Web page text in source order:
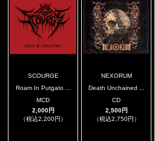
SCOURGE
Roam In Putgato ...
MCD
2,000円
（税込2,200円）
NEXORUM
Death Unchained ...
CD
2,500円
（税込2,750円）